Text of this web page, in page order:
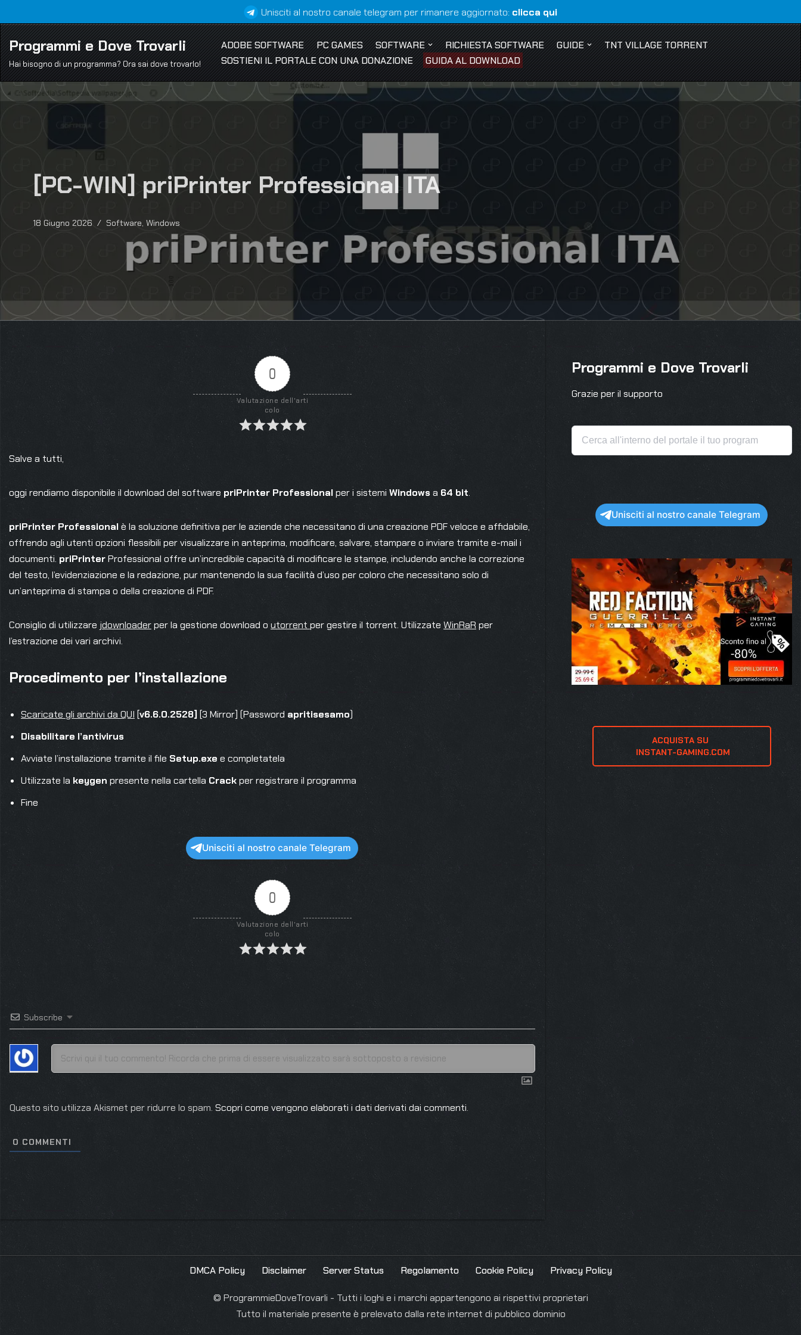
Vai
al
contenuto
Unisciti al nostro canale telegram per rimanere aggiornato: clicca qui
Programmi e Dove Trovarli
Hai bisogno di un programma? Ora sai dove trovarlo!
ADOBE SOFTWARE PC GAMES SOFTWARE RICHIESTA SOFTWARE GUIDE
TNT VILLAGE TORRENT
SOSTIENI IL PORTALE CON UNA DONAZIONE
GUIDA AL DOWNLOAD
[PC-WIN] priPrinter Professional ITA
18 Giugno 2026 Software, Windows
0
Valutazione dell'arti
colo
Salve a tutti,
oggi rendiamo disponibile il download del software priPrinter Professionalper i sistemi Windowsa 64 bit.
priPrinter Professionalè la soluzione definitiva per le aziende che necessitano di una creazione PDF veloce e affidabile,
offrendo agli utenti opzioni flessibili per visualizzare in anteprima, modificare, salvare, stampare o inviare tramite e-mail i
documenti. priPrinterProfessional offre un’incredibile capacità di modificare le stampe, includendo anche la correzione
del testo, l’evidenziazione e la redazione, pur mantenendo la sua facilità d’uso per coloro che necessitano solo di
un’anteprima di stampa o della creazione di PDF.
Consiglio di utilizzare jdownloaderper la gestione download o utorrent per gestire il torrent. Utilizzate WinRaR per
l’estrazione dei vari archivi.
Procedimento per l’installazione
Scaricate gli archivi da QUI [v6.6.0.2528] [3 Mirror] (Password apritisesamo)
Disabilitare l’antivirus
Avviate l’installazione tramite il file Setup.exe e completatela
Utilizzate la keygen presente nella cartella Crackper registrare il programma
Fine
Unisciti al nostro canale Telegram
0
Valutazione dell'arti
colo
Subscribe
Questo sito utilizza Akismet per ridurre lo spam. Scopri come vengono elaborati i dati derivati dai commenti.
0 COMMENTI
Programmi e Dove Trovarli
Grazie per il supporto
Unisciti al nostro canale Telegram
ACQUISTA SU
INSTANT-GAMING.COM
DMCA Policy Disclaimer Server Status Regolamento Cookie Policy Privacy Policy
© ProgrammieDoveTrovarli - Tutti i loghi e i marchi appartengono ai rispettivi proprietari
Tutto il materiale presente è prelevato dalla rete internet di pubblico dominio